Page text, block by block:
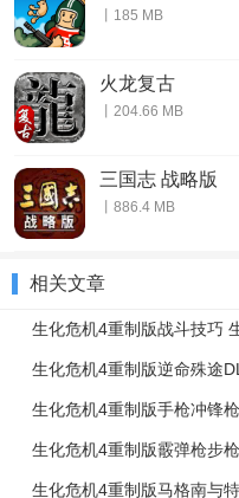
丨185 MB
火龙复古
丨204.66 MB
三国志 战略版
丨886.4 MB
相关文章
生化危机4重制版战斗技巧